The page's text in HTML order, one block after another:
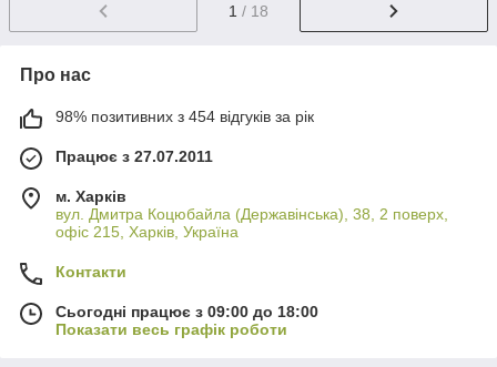
1 / 18
Про нас
98% позитивних з 454 відгуків за рік
Працює з 27.07.2011
м. Харків
вул. Дмитра Коцюбайла (Державінська), 38, 2 поверх,
офіс 215, Харків, Україна
Контакти
Сьогодні працює з 09:00 до 18:00
Показати весь графік роботи